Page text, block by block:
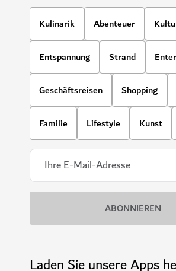
Kulinarik Abenteuer
Entspannung Strand
Geschäftsreisen Shopping
Familie Lifestyle Kunst
Laden Sie unsere Apps